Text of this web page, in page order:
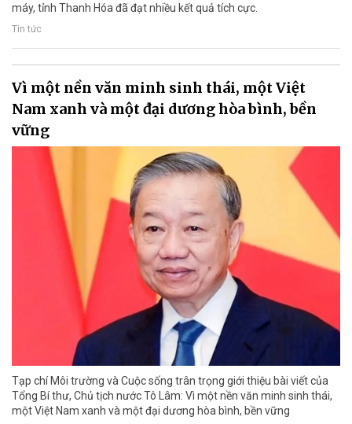
máy, tỉnh Thanh Hóa đã đạt nhiều kết quả tích cực.
Tin tức
Vì một nền văn minh sinh thái, một Việt
Nam xanh và một đại dương hòa bình, bền
vững
Tạp chí Môi trường và Cuộc sống trân trọng giới thiệu bài viết của
Tổng Bí thư, Chủ tịch nước Tô Lâm: Vì một nền văn minh sinh thái,
một Việt Nam xanh và một đại dương hòa bình, bền vững